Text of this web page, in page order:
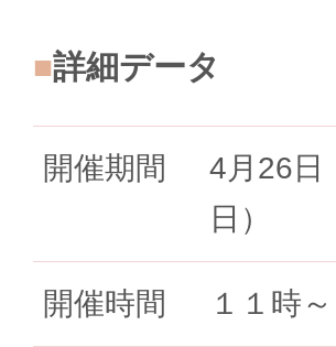
詳細データ
開催期間
4月26日
日）
開催時間 １１時